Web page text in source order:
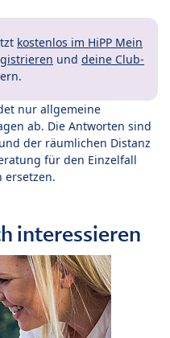
kostenlos im HiPP Mein
und deine Club-
nur allgemeine
ab. Die Antworten sind
der räumlichen Distanz
für den Einzelfall
ersetzen.
interessieren